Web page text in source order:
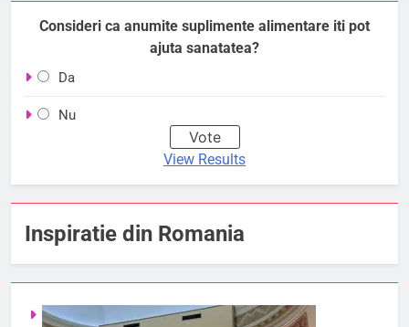
Consideri ca anumite suplimente alimentare iti pot
ajuta sanatatea?
Da
Nu
View Results
Inspiratie din Romania